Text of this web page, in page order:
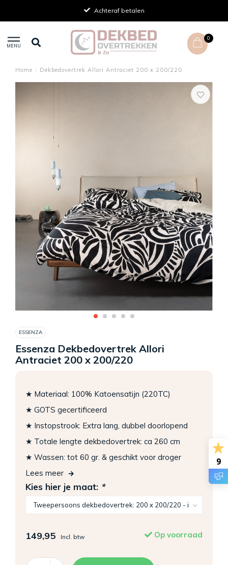
Achteraf betalen
MENU
0
Home / Dekbedovertrek Allori Antraciet 200 x 200/220
ESSENZA
Essenza Dekbedovertrek Allori
Antraciet 200 x 200/220
★ Materiaal: 100% Katoensatijn (220TC)
★ GOTS gecertificeerd
★ Instopstrook: Extra lang, dubbel doorlopend
★ Totale lengte dekbedovertrek: ca 260 cm
★ Wassen: tot 60 gr. & geschikt voor droger
Lees meer
Kies hier je maat: *
149,95 Incl. btw Op voorraad
9